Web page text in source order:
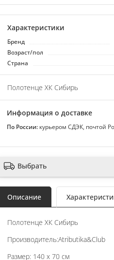
Характеристики
Бренд
Возраст/пол
Страна
Полотенце ХК Сибирь
Информация о доставке
По России: курьером СДЭК, почтой
Выбрать
Описание
Полотенце ХК Сибирь
Производитель:Atributika&Club
Размер: 140 x 70 см